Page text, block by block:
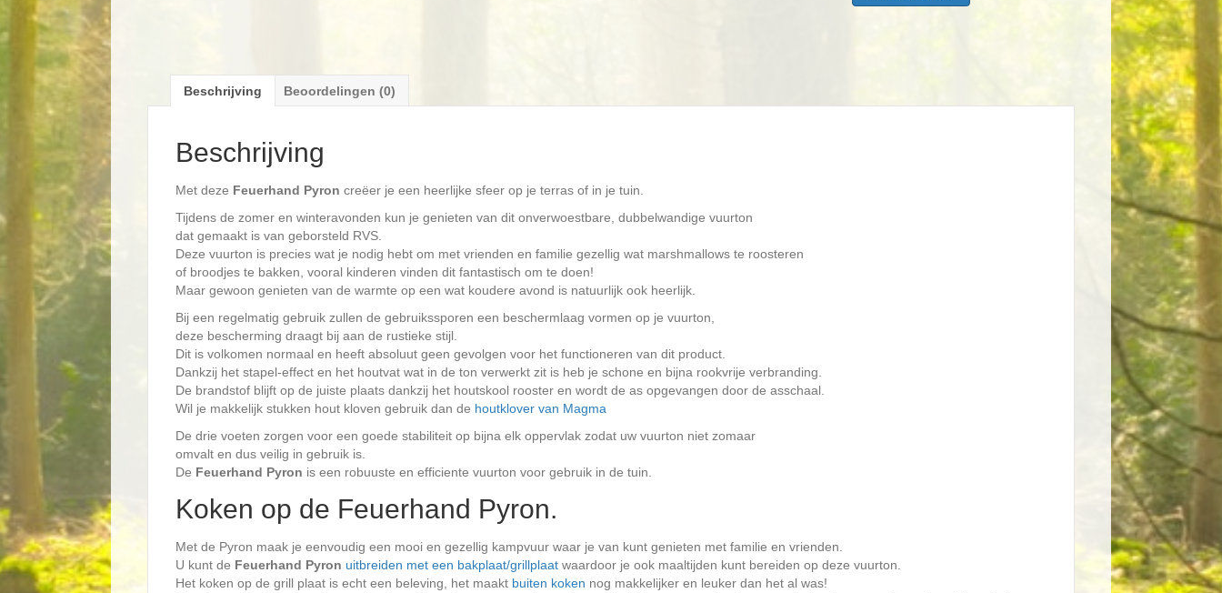
Beschrijving Beoordelingen (0)
Beschrijving
Met deze Feuerhand Pyron creëer je een heerlijke sfeer op je terras of in je tuin.
Tijdens de zomer en winteravonden kun je genieten van dit onverwoestbare, dubbelwandige vuurton
dat gemaakt is van geborsteld RVS.
Deze vuurton is precies wat je nodig hebt om met vrienden en familie gezellig wat marshmallows te roosteren
of broodjes te bakken, vooral kinderen vinden dit fantastisch om te doen!
Maar gewoon genieten van de warmte op een wat koudere avond is natuurlijk ook heerlijk.
Bij een regelmatig gebruik zullen de gebruikssporen een beschermlaag vormen op je vuurton,
deze bescherming draagt bij aan de rustieke stijl.
Dit is volkomen normaal en heeft absoluut geen gevolgen voor het functioneren van dit product.
Dankzij het stapel-effect en het houtvat wat in de ton verwerkt zit is heb je schone en bijna rookvrije verbranding.
De brandstof blijft op de juiste plaats dankzij het houtskool rooster en wordt de as opgevangen door de asschaal.
Wil je makkelijk stukken hout kloven gebruik dan de houtklover van Magma
De drie voeten zorgen voor een goede stabiliteit op bijna elk oppervlak zodat uw vuurton niet zomaar
omvalt en dus veilig in gebruik is.
De Feuerhand Pyron is een robuuste en efficiente vuurton voor gebruik in de tuin.
Koken op de Feuerhand Pyron.
Met de Pyron maak je eenvoudig een mooi en gezellig kampvuur waar je van kunt genieten met familie en vrienden.
U kunt de Feuerhand Pyron uitbreiden met een bakplaat/grillplaat waardoor je ook maaltijden kunt bereiden op deze vuurton.
Het koken op de grill plaat is echt een beleving, het maakt buiten koken nog makkelijker en leuker dan het al was!